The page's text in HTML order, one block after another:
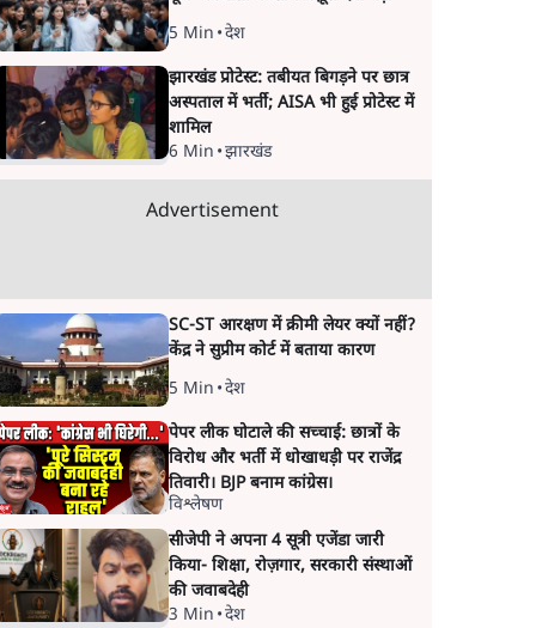
5 Min •देश
झारखंड प्रोटेस्ट: तबीयत बिगड़ने पर छात्र
अस्पताल में भर्ती; AISA भी हुई प्रोटेस्ट में
शामिल
6 Min •झारखंड
Advertisement
SC-ST आरक्षण में क्रीमी लेयर क्यों नहीं?
केंद्र ने सुप्रीम कोर्ट में बताया कारण
5 Min •देश
पेपर लीक घोटाले की सच्चाई: छात्रों के
विरोध और भर्ती में धोखाधड़ी पर राजेंद्र
तिवारी। BJP बनाम कांग्रेस।
विश्लेषण
सीजेपी ने अपना 4 सूत्री एजेंडा जारी
किया- शिक्षा, रोज़गार, सरकारी संस्थाओं
की जवाबदेही
3 Min •देश